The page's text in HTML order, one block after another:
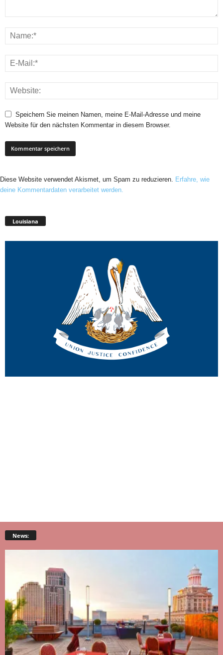
Speichern Sie meinen Namen, meine E-Mail-Adresse und meine
Website für den nächsten Kommentar in diesem Browser.
Diese Website verwendet Akismet, um Spam zu reduzieren.
Erfahre, wie
deine Kommentardaten verarbeitet werden.
Louisiana
News: